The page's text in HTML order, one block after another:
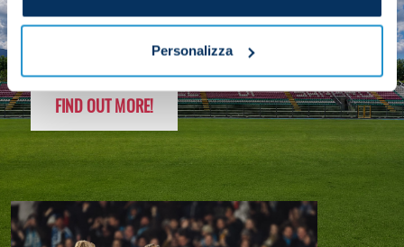
Personalizza
FOLLOW THE CHAMPS' JOURNEY
FIND OUT MORE!